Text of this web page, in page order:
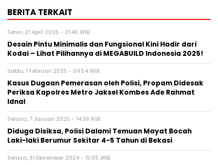
BERITA TERKAIT
Senin, 21 April 2025 - 21:46 WIB
Desain Pintu Minimalis dan Fungsional Kini Hadir dari
Kodai – Lihat Pilihannya di MEGABUILD Indonesia 2025!
Sabtu, 1 Februari 2025 - 09:54 WIB
Kasus Dugaan Pemerasan oleh Polisi, Propam Didesak
Periksa Kapolres Metro Jaksel Kombes Ade Rahmat
Idnal
Selasa, 7 Januari 2025 - 14:39 WIB
Diduga Disiksa, Polisi Dalami Temuan Mayat Bocah
Laki-laki Berumur Sekitar 4-5 Tahun di Bekasi
Selasa, 31 Desember 2024 - 15:05 WIB